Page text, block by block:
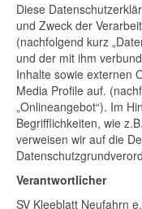
Diese
und Zweck der
(nachfolgend kurz
und der mit ihm
Inhalte sowie externen
Media Profile auf.
„Onlineangebot“). Im
Begrifflichkeiten, wie
verweisen wir auf die
Verantwortlicher
SV Kleeblatt Neufahrn